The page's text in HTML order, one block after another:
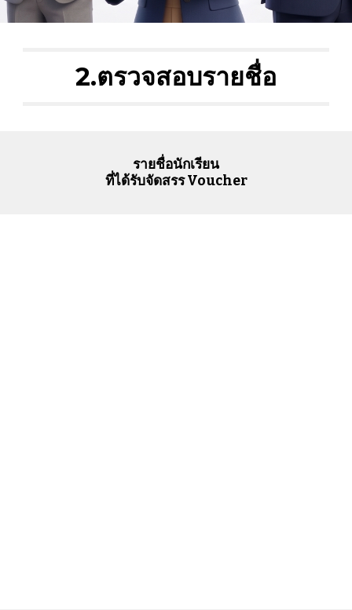
2.ตรวจสอบรายชื่อ
รายชื่อนักเรียน
ที่ได้รับจัดสรร Voucher